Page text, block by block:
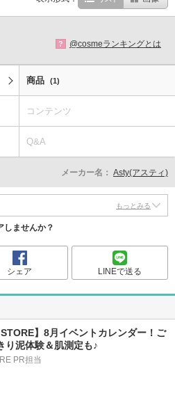
? @cosmeランキングとは
商品 (1)
コンテンツ
Q&A
メーカー名： Asty(アスティ)
もっとみる
しませんか？
シェア LINEで送る
STORE】8月イベントカレンダー！ご
り泥体験＆肌測定も♪
PR担当